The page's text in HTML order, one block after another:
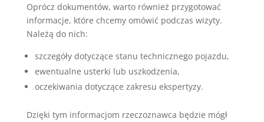
Oprócz dokumentów, warto również przygotować
informacje, które chcemy omówić podczas wizyty.
Należą do nich:
szczegóły dotyczące stanu technicznego pojazdu,
ewentualne usterki lub uszkodzenia,
oczekiwania dotyczące zakresu ekspertyzy.
Dzięki tym informacjom rzeczoznawca będzie mógł